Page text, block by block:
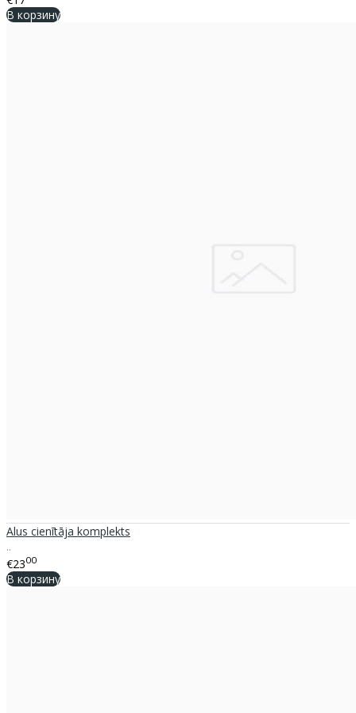
В корзину
Alus cienītāja komplekts
..
€2300
В корзину